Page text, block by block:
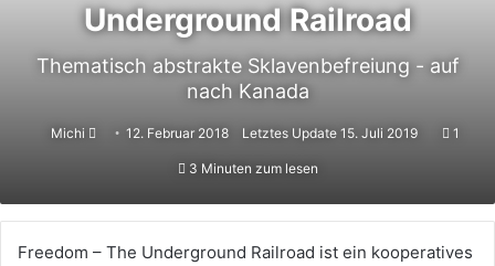
Underground Railroad
Thematisch abstrakte Sklavenbefreiung - auf
nach Kanada
Michi
Sende12. Februar 2018 Letztes Update 15. Juli 2019 1
3 Minuten zum lesen
Freedom – The Underground Railroad ist ein kooperatives